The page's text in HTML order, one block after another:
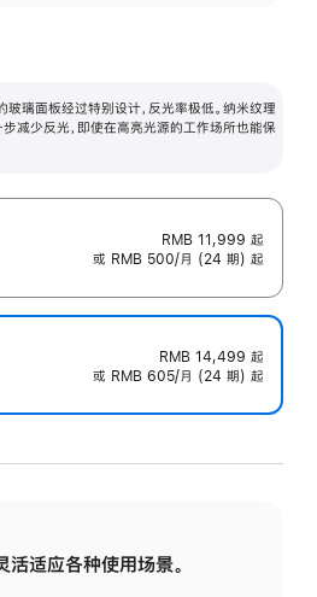
玻璃面板经过特别设计，反光率极低。纳米纹理
减少反光，即使在高亮光源的工作场所也能保
RMB 11,999 起
或 RMB 500/月 (24 期) 起
RMB 14,499 起
或 RMB 605/月 (24 期) 起
活适应各种使用场景。